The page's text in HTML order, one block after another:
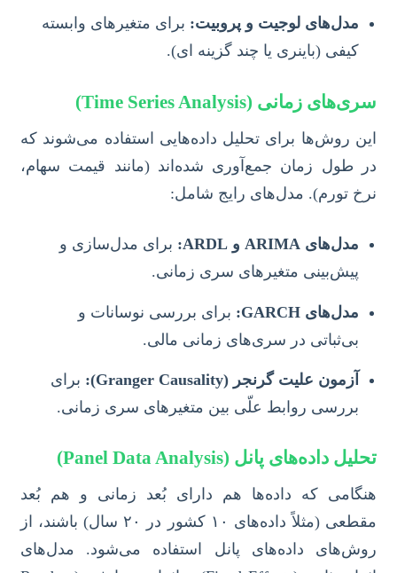
مدل‌های لوجیت و پروبیت: برای متغیرهای وابسته
کیفی (باینری یا چند گزینه ای).
سری‌های زمانی (Time Series Analysis)
این روش‌ها برای تحلیل داده‌هایی استفاده می‌شوند که
در طول زمان جمع‌آوری شده‌اند (مانند قیمت سهام،
نرخ تورم). مدل‌های رایج شامل:
مدل‌های ARIMA و ARDL:
برای مدل‌سازی و
پیش‌بینی متغیرهای سری زمانی.
مدل‌های GARCH:
برای بررسی نوسانات و
بی‌ثباتی در سری‌های زمانی مالی.
آزمون علیت گرنجر (Granger Causality):
برای
بررسی روابط علّی بین متغیرهای سری زمانی.
تحلیل داده‌های پانل (Panel Data Analysis)
هنگامی که داده‌ها هم دارای بُعد زمانی و هم بُعد
مقطعی (مثلاً داده‌های ۱۰ کشور در ۲۰ سال) باشند، از
روش‌های داده‌های پانل استفاده می‌شود. مدل‌های